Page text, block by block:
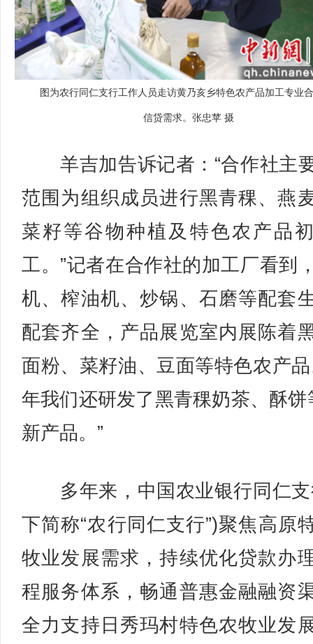
图为农行同仁支行工作人员走访黄乃亥乡特色农产品加工专业
信贷需求。张忠苹 摄
羊吉加告诉记者：“合作社主
范围为组织成员进行黑青稞、燕
菜籽等谷物种植及特色农产品
工。”记者在合作社的加工厂看到
机、榨油机、炒锅、石磨等配套
配套齐全，产品展览室内展陈着
面粉、菜籽油、豆面等特色农产品
年我们还研发了黑青稞奶茶、酥饼
新产品。”
多年来，中国农业银行同仁支
下简称“农行同仁支行”)聚焦高原
牧业发展需求，持续优化贷款办
程服务体系，畅通普惠金融融资
全力支持日秀玛村特色农牧业发